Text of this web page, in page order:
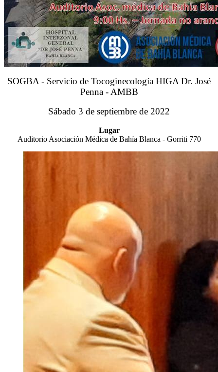
SOGBA - Servicio de Tocoginecología HIGA Dr. José
Penna - AMBB
Sábado 3 de septiembre de 2022
Lugar
Auditorio Asociación Médica de Bahía Blanca - Gorriti 770